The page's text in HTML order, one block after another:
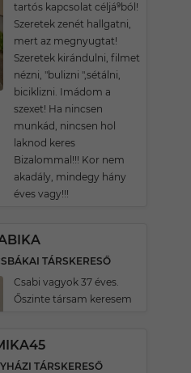
tartós kapcsolat céljá⁹ból!
Szeretek zenét hallgatni,
mert az megnyugtat!
Szeretek kirándulni, filmet
nézni, "bulizni ",sétálni,
biciklizni. Imádom a
szexet! Ha nincsen
munkád, nincsen hol
laknod keres
Bizalommal!!! Kor nem
akadály, mindegy hány
éves vagy!!!
TÁRSKERESŐ
Csabi vagyok 37 éves.
Őszinte társam keresem
TÁRSKERESŐ